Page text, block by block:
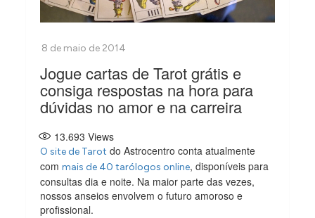
Jogue cartas de Tarot grátis e
consiga respostas na hora para
dúvidas no amor e na carreira
13.693 Views
O site de Tarot do Astrocentro conta atualmente
commais de 40 tarólogos online, disponíveis para
consultas dia e noite. Na maior parte das vezes,
nossos anseios envolvem o futuro amoroso e
profissional.